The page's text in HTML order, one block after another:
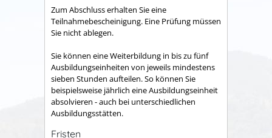
Zum Abschluss erhalten Sie eine
Teilnahmebescheinigung. Eine Prüfung müssen
Sie nicht ablegen.
Sie können eine Weiterbildung in bis zu fünf
Ausbildungseinheiten von jeweils mindestens
sieben Stunden aufteilen. So können Sie
beispielsweise jährlich eine Ausbildungseinheit
absolvieren - auch bei unterschiedlichen
Ausbildungsstätten.
Fristen